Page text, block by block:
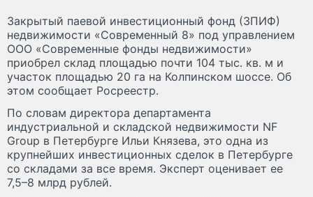
Закрытый паевой инвестиционный фонд (ЗПИФ)
недвижимости «Современный 8» под управлением
ООО «Современные фонды недвижимости»
приобрел склад площадью почти 104 тыс. кв. м и
участок площадью 20 га на Колпинском шоссе. Об
этом сообщает Росреестр.
По словам директора департамента
индустриальной и складской недвижимости NF
Group в Петербурге Ильи Князева, это одна из
крупнейших инвестиционных сделок в Петербурге
со складами за все время. Эксперт оценивает ее
7,5–8 млрд рублей.